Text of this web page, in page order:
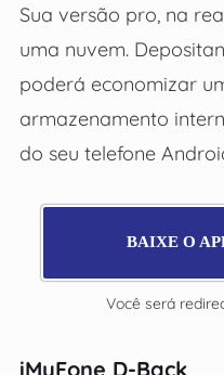
Sua versão pro, na
uma nuvem.
poderá economizar
armazenamento
do seu telefone
BAIXE O
Você será
iMyFone D-Back